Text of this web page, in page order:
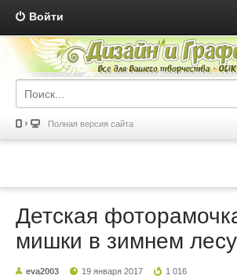
Войти
Полная версия сайта
Детская
мишки в зимнем лесу
eva2003 19 января 2017 1 016